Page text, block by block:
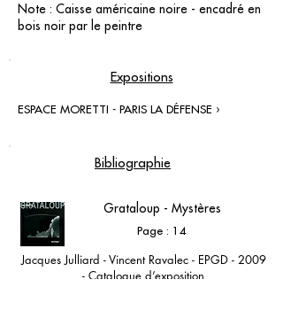
Note : Caisse américaine noire - encadré en
bois noir par le peintre
Expositions
ESPACE MORETTI - PARIS LA DÉFENSE ›
Bibliographie
Grataloup - Mystères
Page : 14
Jacques Julliard - Vincent Ravalec - EPGD - 2009
- Catalogue d’exposition